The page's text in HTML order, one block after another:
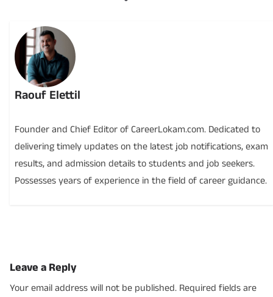
Raouf Elettil
Founder and Chief Editor of CareerLokam.com. Dedicated to
delivering timely updates on the latest job notifications, exam
results, and admission details to students and job seekers.
Possesses years of experience in the field of career guidance.
Leave a Reply
Your email address will not be published. Required fields are